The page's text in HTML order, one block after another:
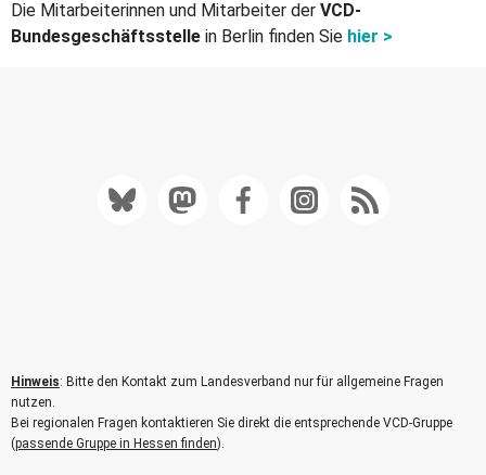
Die Mitarbeiterinnen und Mitarbeiter der VCD-
Bundesgeschäftsstelle in Berlin finden Sie hier >
Hinweis: Bitte den Kontakt zum Landesverband nur für allgemeine Fragen
nutzen.
Bei regionalen Fragen kontaktieren Sie direkt die entsprechende VCD-Gruppe
(passende Gruppe in Hessen finden).